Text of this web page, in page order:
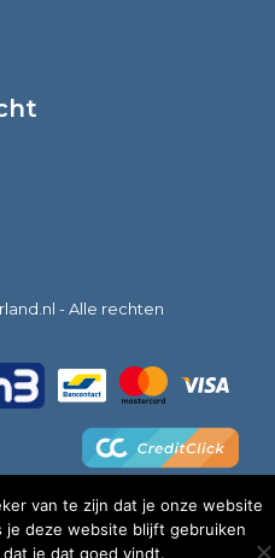
- Alle rechten
van te zijn dat je onze website
je deze website blijft gebruiken
je dat goed vindt.